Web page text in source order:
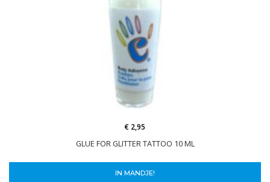
GLUE FOR GLITTER TATTOO 10 ML
€ 2,95
IN MANDJE!